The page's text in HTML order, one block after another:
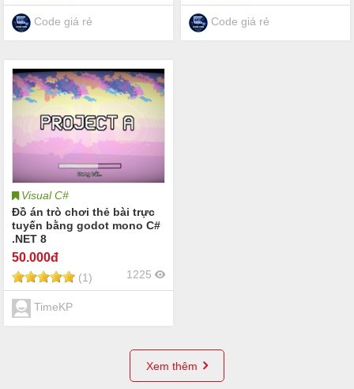
phẩm ảo thẻ nạp game
Code giá rẻ
Capcup tài khoản Youtube
Code giá rẻ
Visual C#
Đồ án trò chơi thẻ bài trực
tuyến bằng godot mono C#
.NET 8
50.000đ
(1) 1225
TimeKP
Xem thêm